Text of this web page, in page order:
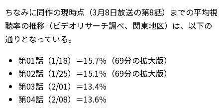
ちなみに同作の現時点（3月8日放送の第8話）までの平均視
聴率の推移（ビデオリサーチ調べ、関東地区）は、以下の
通りとなっている。
第01話（1/18）＝15.7％（69分の拡大版）
第02話（1/25）＝15.1％（69分の拡大版）
第03話（2/01）＝13.4％
第04話（2/08）＝13.6％